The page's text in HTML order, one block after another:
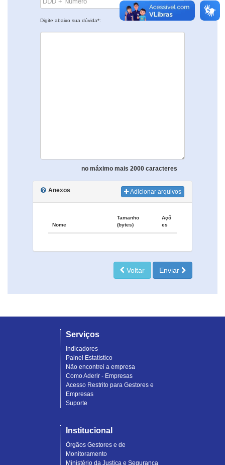
Digite abaixo sua dúvida*:
no máximo mais 2000 caracteres
Anexos Adicionar arquivos
Nome
Tamanho
(bytes)
Açõ
es
Voltar Enviar
Serviços
Indicadores
Painel Estatístico
Não encontrei a empresa
Como Aderir - Empresas
Acesso Restrito para Gestores e
Empresas
Suporte
Institucional
Órgãos Gestores e de
Monitoramento
Ministério da Justiça e Segurança